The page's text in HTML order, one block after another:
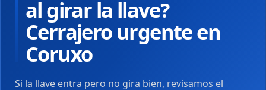
al girar la llave?
Cerrajero urgente en
Coruxo
Si la llave entra pero no gira bien, revisamos el